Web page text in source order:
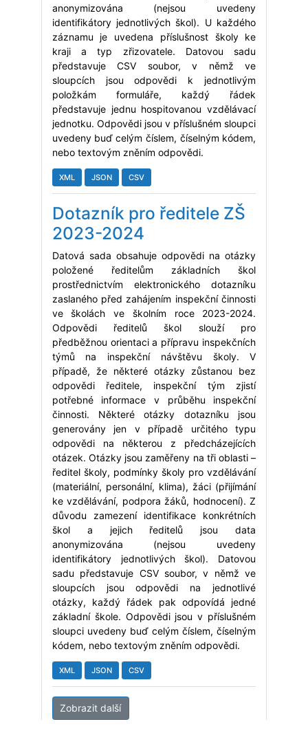
anonymizována (nejsou uvedeny
identifikátory jednotlivých škol). U každého
záznamu je uvedena příslušnost školy ke
kraji a typ zřizovatele. Datovou sadu
představuje CSV soubor, v němž ve
sloupcích jsou odpovědi k jednotlivým
položkám formuláře, každý řádek
představuje jednu hospitovanou vzdělávací
jednotku. Odpovědi jsou v příslušném sloupci
uvedeny buď celým číslem, číselným kódem,
nebo textovým zněním odpovědi.
XML JSON CSV
Dotazník pro ředitele ZŠ
2023-2024
Datová sada obsahuje odpovědi na otázky
položené ředitelům základních škol
prostřednictvím elektronického dotazníku
zaslaného před zahájením inspekční činnosti
ve školách ve školním roce 2023-2024.
Odpovědi ředitelů škol slouží pro
předběžnou orientaci a přípravu inspekčních
týmů na inspekční návštěvu školy. V
případě, že některé otázky zůstanou bez
odpovědi ředitele, inspekční tým zjistí
potřebné informace v průběhu inspekční
činnosti. Některé otázky dotazníku jsou
generovány jen v případě určitého typu
odpovědi na některou z předcházejících
otázek. Otázky jsou zaměřeny na tři oblasti –
ředitel školy, podmínky školy pro vzdělávání
(materiální, personální, klima), žáci (přijímání
ke vzdělávání, podpora žáků, hodnocení). Z
důvodu zamezení identifikace konkrétních
škol a jejich ředitelů jsou data
anonymizována (nejsou uvedeny
identifikátory jednotlivých škol). Datovou
sadu představuje CSV soubor, v němž ve
sloupcích jsou odpovědi na jednotlivé
otázky, každý řádek pak odpovídá jedné
základní škole. Odpovědi jsou v příslušném
sloupci uvedeny buď celým číslem, číselným
kódem, nebo textovým zněním odpovědi.
XML JSON CSV
Zobrazit další